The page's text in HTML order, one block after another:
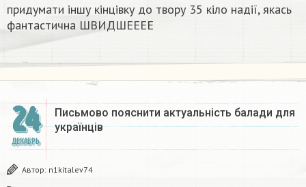
придумати іншу кінцівку до твору 35 кіло надії, якась
фантастична​ ШВИДШЕЕЕЕ
24
ДЕКАБРЬ
Письмово пояснити актуальність балади для
українців
Автор: n1kitalev74